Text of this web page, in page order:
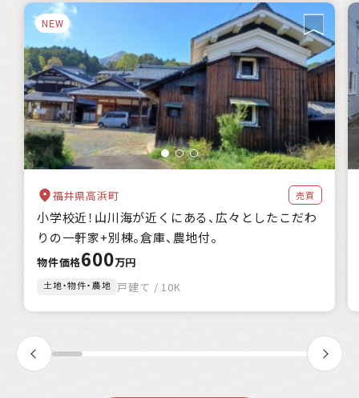
NEW
福井県高浜町 売買
小学校近！山川海が近くにある、広々としたこだわ
りの一軒家+別棟。倉庫、農地付。
物件価格600万円
土地・物件・農地 戸建て / 10K